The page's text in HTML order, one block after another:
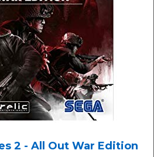
2 - All Out War Edition